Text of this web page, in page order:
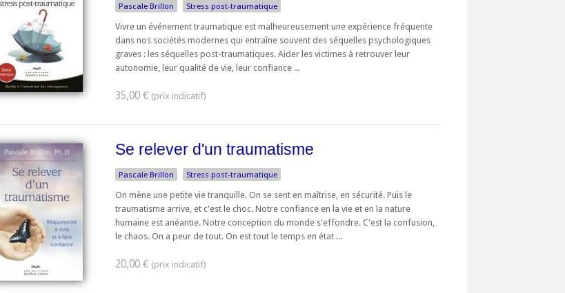
Pascale Brillon Stress post-traumatique
Vivre un événement traumatique est malheureusement une expérience fréquente
dans nos sociétés modernes qui entraîne souvent des séquelles psychologiques
graves : les séquelles post-traumatiques. Aider les victimes à retrouver leur
autonomie, leur qualité de vie, leur confiance ...
35,00 €
Se relever d'un traumatisme
Pascale Brillon Stress post-traumatique
On mène une petite vie tranquille. On se sent en maîtrise, en sécurité. Puis le
traumatisme arrive, et c'est le choc. Notre confiance en la vie et en la nature
humaine est anéantie. Notre conception du monde s'effondre. C'est la confusion,
le chaos. On a peur de tout. On est tout le temps en état ...
20,00 €